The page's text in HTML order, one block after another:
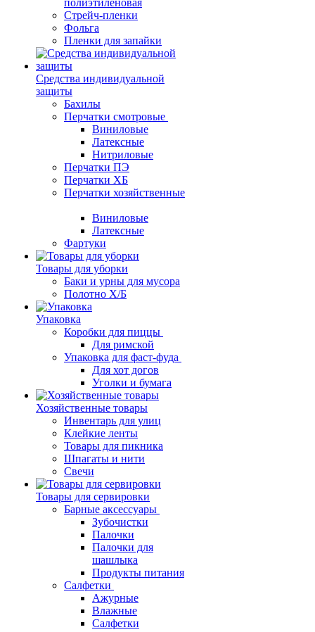
полиэтиленовая
Стрейч-пленки
Фольга
Пленки для запайки
Средства индивидуальной
защиты
Бахилы
Перчатки смотровые
Виниловые
Латексные
Нитриловые
Перчатки ПЭ
Перчатки ХБ
Перчатки хозяйственные
Виниловые
Латексные
Фартуки
Товары для уборки
Баки и урны для мусора
Полотно Х/Б
Упаковка
Коробки для пиццы
Для римской
Упаковка для фаст-фуда
Для хот догов
Уголки и бумага
Хозяйственные товары
Инвентарь для улиц
Клейкие ленты
Товары для пикника
Шпагаты и нити
Свечи
Товары для сервировки
Барные аксессуары
Зубочистки
Палочки
Палочки для
шашлыка
Продукты питания
Салфетки
Ажурные
Влажные
Салфетки